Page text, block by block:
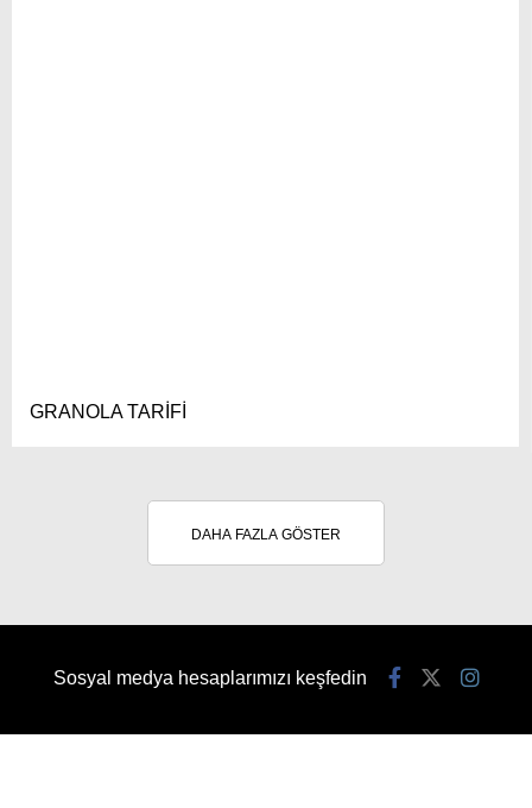
GRANOLA TARİFİ
DAHA FAZLA GÖSTER
Sosyal medya hesaplarımızı keşfedin